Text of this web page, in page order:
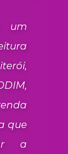
um
que
a